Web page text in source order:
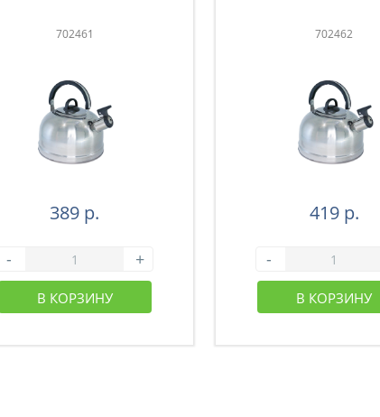
702461
389 р.
- +
В КОРЗИНУ
702462
419 р.
-
В КОРЗИНУ